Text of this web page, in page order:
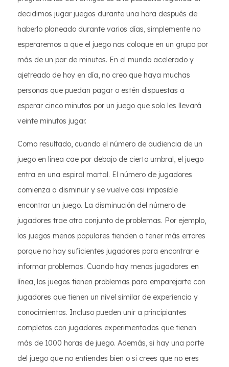
decidimos jugar juegos durante una hora después de
haberlo planeado durante varios días, simplemente no
esperaremos a que el juego nos coloque en un grupo por
más de un par de minutos. En el mundo acelerado y
ajetreado de hoy en día, no creo que haya muchas
personas que puedan pagar o estén dispuestas a
esperar cinco minutos por un juego que solo les llevará
veinte minutos jugar.
Como resultado, cuando el número de audiencia de un
juego en línea cae por debajo de cierto umbral, el juego
entra en una espiral mortal. El número de jugadores
comienza a disminuir y se vuelve casi imposible
encontrar un juego. La disminución del número de
jugadores trae otro conjunto de problemas. Por ejemplo,
los juegos menos populares tienden a tener más errores
porque no hay suficientes jugadores para encontrar e
informar problemas. Cuando hay menos jugadores en
línea, los juegos tienen problemas para emparejarte con
jugadores que tienen un nivel similar de experiencia y
conocimientos. Incluso pueden unir a principiantes
completos con jugadores experimentados que tienen
más de 1000 horas de juego. Además, si hay una parte
del juego que no entiendes bien o si crees que no eres